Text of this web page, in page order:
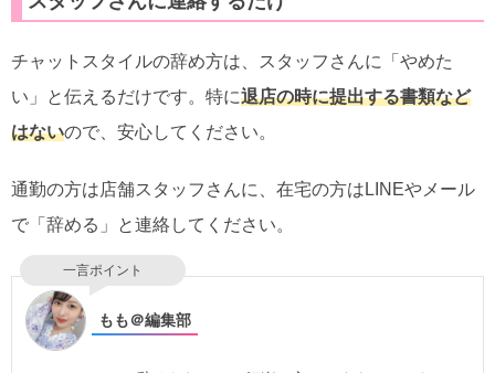
チャットスタイルの辞め方は、スタッフさんに「やめた
い」と伝えるだけです。特に退店の時に提出する書類など
はないので、安心してください。
通勤の方は店舗スタッフさんに、在宅の方はLINEやメール
で「辞める」と連絡してください。
一言ポイント
もも＠編集部